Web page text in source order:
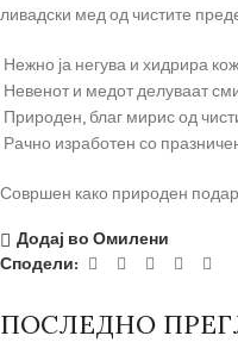
ливадски мед од чистите
Нежно ја негува и хидрира
Невенот и медот делуваат
Природен, благ мирис од
Рачно изработен со
Совршен како природен
Додај во Омилени
Сподели:
ПОСЛЕДНО